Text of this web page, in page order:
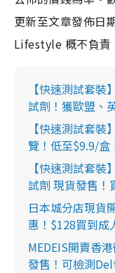
更新至文章發佈日
Lifestyle 概不負責
【快速測試套
試劑！獲歐盟、
【快速測試套
覽！低至$9.9/
【快速測試套
試劑 現貨發售！
日本城分店現貨
惠！$128買到成
MEDEIS開賣香
發售！可檢測